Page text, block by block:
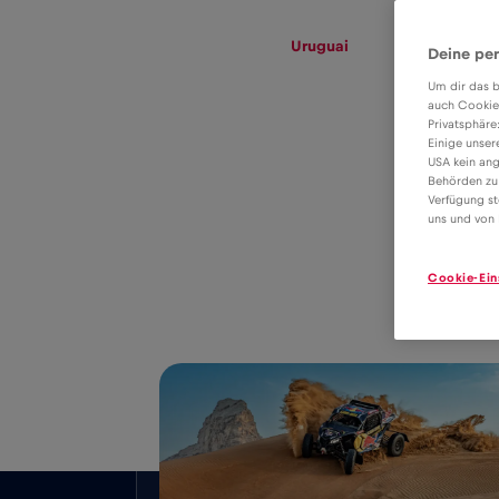
Uruguai
9€
Deine
Um dir das
auch
Einige
USA kein
Behörden
Verfügung
uns und von
Cookie-